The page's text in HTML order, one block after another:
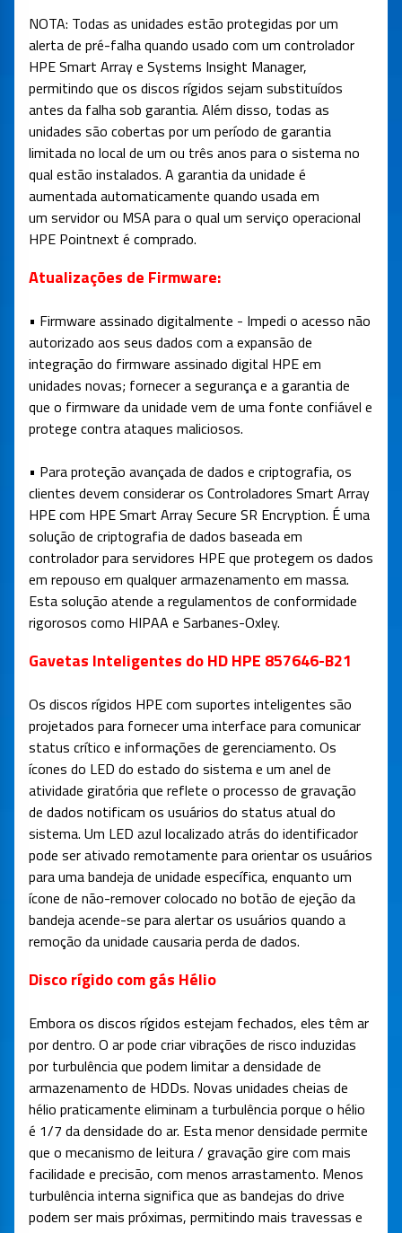
NOTA: Todas as unidades estão protegidas por um
alerta de pré-falha quando usado com um controlador
HPE Smart Array e Systems Insight Manager,
permitindo que os discos rígidos sejam substituídos
antes da falha sob garantia. Além disso, todas as
unidades são cobertas por um período de garantia
limitada no local de um ou três anos para o sistema no
qual estão instalados. A garantia da unidade é
aumentada automaticamente quando usada em
um servidor ou MSA para o qual um serviço operacional
HPE Pointnext é comprado.
Atualizações de Firmware:
• Firmware assinado digitalmente - Impedi o acesso não
autorizado aos seus dados com a expansão de
integração do firmware assinado digital HPE em
unidades novas; fornecer a segurança e a garantia de
que o firmware da unidade vem de uma fonte confiável e
protege contra ataques maliciosos.
• Para proteção avançada de dados e criptografia, os
clientes devem considerar os Controladores Smart Array
HPE com HPE Smart Array Secure SR Encryption. É uma
solução de criptografia de dados baseada em
controlador para servidores HPE que protegem os dados
em repouso em qualquer armazenamento em massa.
Esta solução atende a regulamentos de conformidade
rigorosos como HIPAA e Sarbanes-Oxley.
Gavetas Inteligentes do HD HPE 857646-B21
Os discos rígidos HPE com suportes inteligentes são
projetados para fornecer uma interface para comunicar
status crítico e informações de gerenciamento. Os
ícones do LED do estado do sistema e um anel de
atividade giratória que reflete o processo de gravação
de dados notificam os usuários do status atual do
sistema. Um LED azul localizado atrás do identificador
pode ser ativado remotamente para orientar os usuários
para uma bandeja de unidade específica, enquanto um
ícone de não-remover colocado no botão de ejeção da
bandeja acende-se para alertar os usuários quando a
remoção da unidade causaria perda de dados.
Disco rígido com gás Hélio
Embora os discos rígidos estejam fechados, eles têm ar
por dentro. O ar pode criar vibrações de risco induzidas
por turbulência que podem limitar a densidade de
armazenamento de HDDs. Novas unidades cheias de
hélio praticamente eliminam a turbulência porque o hélio
é 1/7 da densidade do ar. Esta menor densidade permite
que o mecanismo de leitura / gravação gire com mais
facilidade e precisão, com menos arrastamento. Menos
turbulência interna significa que as bandejas do drive
podem ser mais próximas, permitindo mais travessas e